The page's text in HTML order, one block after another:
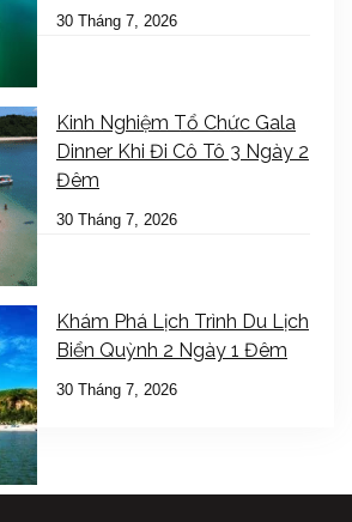
30 Tháng 7, 2026
Kinh Nghiệm Tổ Chức Gala
Dinner Khi Đi Cô Tô 3 Ngày 2
Đêm
30 Tháng 7, 2026
Khám Phá Lịch Trình Du Lịch
Biển Quỳnh 2 Ngày 1 Đêm
30 Tháng 7, 2026